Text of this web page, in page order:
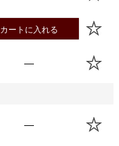
カートに入れる
—
—